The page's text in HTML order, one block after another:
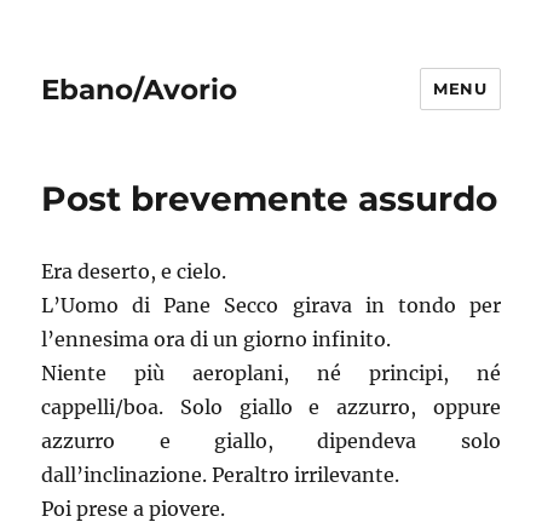
Ebano/Avorio MENU
Post brevemente assurdo
Era deserto, e cielo.
L’Uomo di Pane Secco girava in tondo per
l’ennesima ora di un giorno infinito.
Niente più aeroplani, né principi, né
cappelli/boa. Solo giallo e azzurro, oppure
azzurro e giallo, dipendeva solo
dall’inclinazione. Peraltro irrilevante.
Poi prese a piovere.